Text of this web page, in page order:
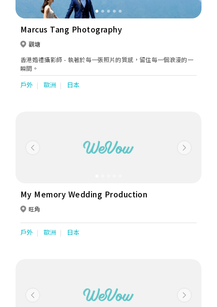
Marcus Tang Photography
觀塘
香港婚禮攝影師 - 執著於每一張照片的質感，留住每一個浪漫的一
瞬間。
戶外 歐洲 日本
Previous Next
My Memory Wedding Production
旺角
戶外 歐洲 日本
Previous Next